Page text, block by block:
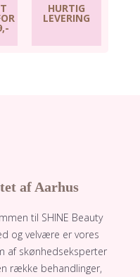
HURTIG
LEVERING
af Aarhus
til SHINE Beauty
og velvære er vores
af skønhedseksperter
række behandlinger,